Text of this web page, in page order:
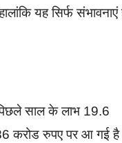
यह सिर्फ संभावनाएं
पिछले साल के लाभ 19.6
करोड रुपए पर आ गई